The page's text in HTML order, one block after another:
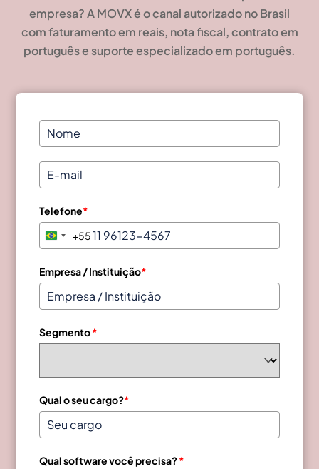
empresa? A MOVX é o canal autorizado no Brasil
com faturamento em reais, nota fiscal, contrato em
português e suporte especializado em português.
Telefone*
B
a
z
i
+
+55
Empresa / Instituição*
Segmento*
Qual o seu cargo?*
Qual software você precisa?*